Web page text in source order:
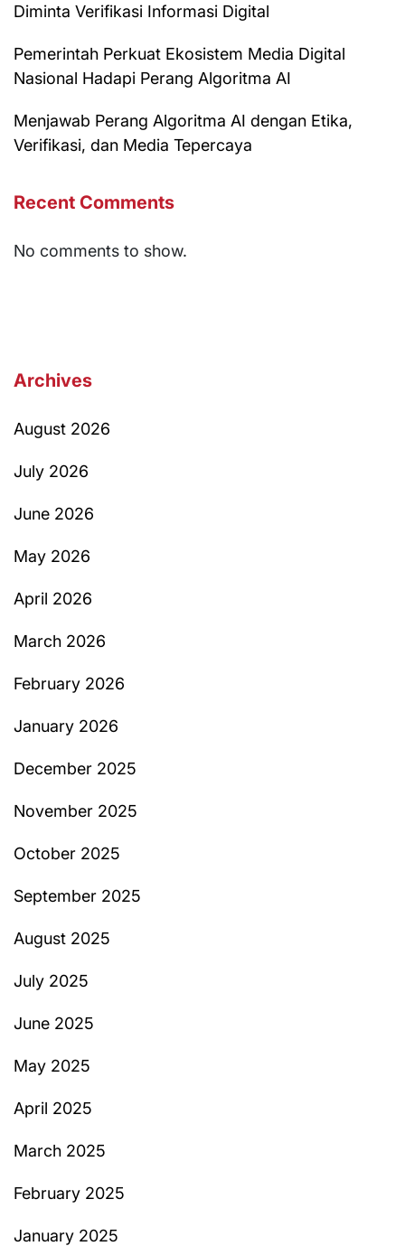
Diminta Verifikasi Informasi Digital
Pemerintah Perkuat Ekosistem Media Digital
Nasional Hadapi Perang Algoritma AI
Menjawab Perang Algoritma AI dengan Etika,
Verifikasi, dan Media Tepercaya
Recent Comments
No comments to show.
Archives
August 2026
July 2026
June 2026
May 2026
April 2026
March 2026
February 2026
January 2026
December 2025
November 2025
October 2025
September 2025
August 2025
July 2025
June 2025
May 2025
April 2025
March 2025
February 2025
January 2025